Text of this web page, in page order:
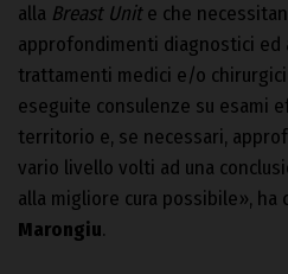
alla Breast Unite che
approfondimenti diagnostici ed
trattamenti medici e/o
eseguite consulenze su esami
territorio e, se necessari,
vario livello volti ad una
alla migliore cura possibile», ha
Marongiu.